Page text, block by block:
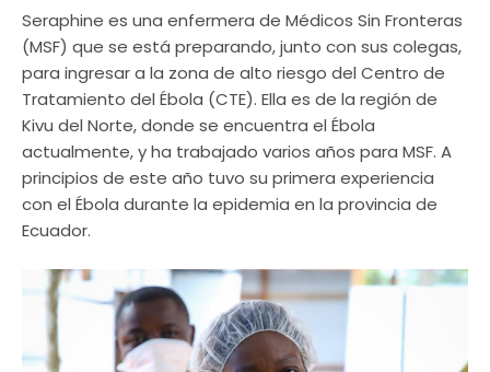
Seraphine es una enfermera de Médicos Sin Fronteras
(MSF) que se está preparando, junto con sus colegas,
para ingresar a la zona de alto riesgo del Centro de
Tratamiento del Ébola (CTE). Ella es de la región de
Kivu del Norte, donde se encuentra el Ébola
actualmente, y ha trabajado varios años para MSF. A
principios de este año tuvo su primera experiencia
con el Ébola durante la epidemia en la provincia de
Ecuador.